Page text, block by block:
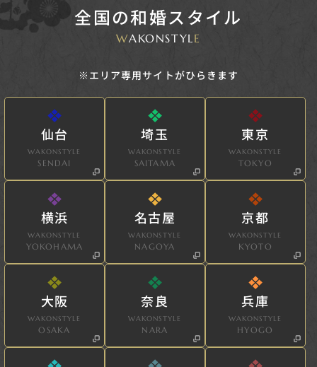
全国の和婚スタイル
WAKONSTYLE
※エリア専用サイトがひらきます
仙台
WAKONSTYLE
SENDAI
埼玉
WAKONSTYLE
SAITAMA
東京
WAKONSTYLE
TOKYO
横浜
WAKONSTYLE
YOKOHAMA
名古屋
WAKONSTYLE
NAGOYA
京都
WAKONSTYLE
KYOTO
大阪
WAKONSTYLE
OSAKA
奈良
WAKONSTYLE
NARA
兵庫
WAKONSTYLE
HYOGO